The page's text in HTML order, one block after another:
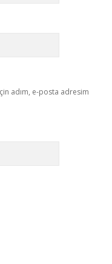
adım, e-posta adresim